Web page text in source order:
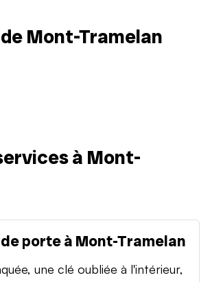
Mont-Tramelan
à Mont-
porte à Mont-Tramelan
une clé oubliée à l'intérieur,